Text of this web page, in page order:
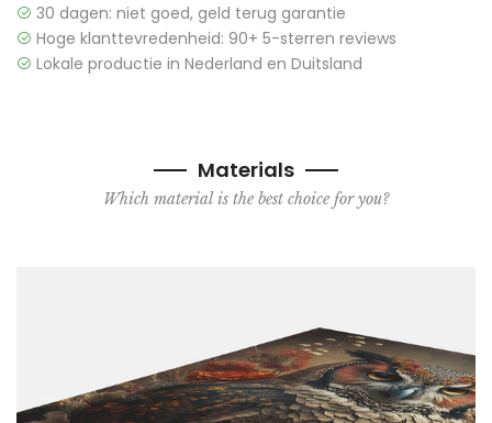
30 dagen: niet goed, geld terug garantie
Hoge klanttevredenheid: 90+ 5-sterren reviews
Lokale productie in Nederland en Duitsland
Materials
Which material is the best choice for you?